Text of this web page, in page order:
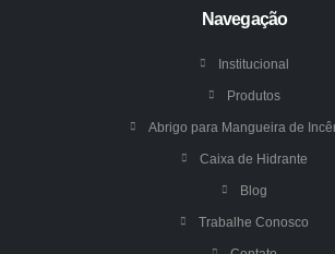
Navegação
Institucional
Produtos
Abrigo para Mangueira de
Caixa de Hidrante
Blog
Trabalhe Conosco